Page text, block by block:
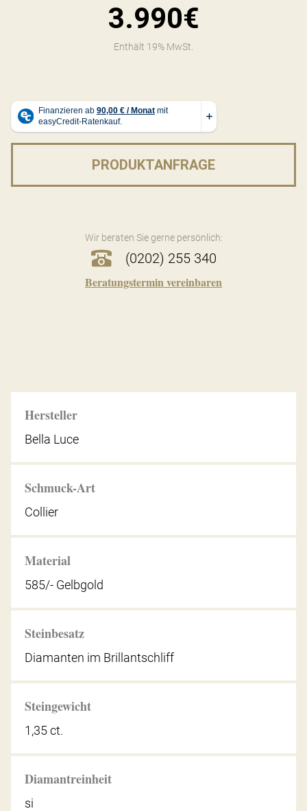
3.990€
Enthält 19% MwSt.
PRODUKTANFRAGE
Wir beraten Sie gerne persönlich:
(0202) 255 340
Beratungstermin vereinbaren
Hersteller
Bella Luce
Schmuck-Art
Collier
Material
585/- Gelbgold
Steinbesatz
Diamanten im Brillantschliff
Steingewicht
1,35 ct.
Diamantreinheit
si